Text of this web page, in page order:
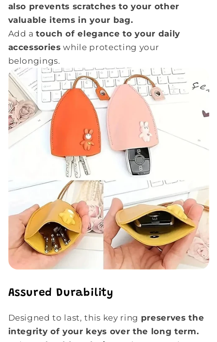
also prevents scratches to your other
valuable items in your bag.
Add atouch of elegance to your daily
accessories while protecting your
belongings.
Assured Durability
Designed to last, this key ring preserves the
integrity of your keys over the long term.